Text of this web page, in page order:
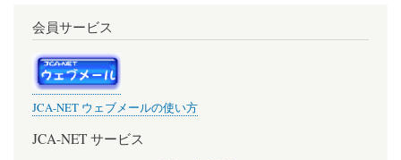
会員サービス
JCA-NET ウェブメールの使い方
JCA-NET サービス